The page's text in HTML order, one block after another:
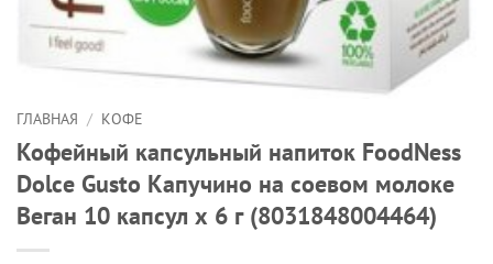
ГЛАВНАЯ / КОФЕ
Кофейный капсульный напиток FoodNess
Dolce Gusto Капучино на соевом молоке
Веган 10 капсул х 6 г (8031848004464)